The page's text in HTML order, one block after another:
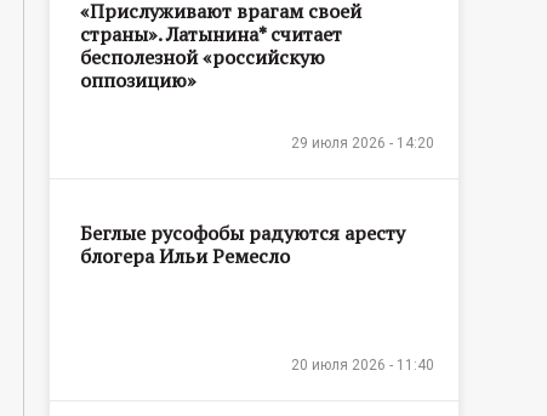
«Прислуживают врагам своей
страны». Латынина* считает
бесполезной «российскую
оппозицию»
29 июля 2026 - 14:20
Беглые русофобы радуются аресту
блогера Ильи Ремесло
20 июля 2026 - 11:40